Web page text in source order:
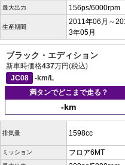
最大出力 156ps/6000rpm
生産期間
2011年06月～
3年05月
ブラック・エディション
新車時価格437万円(税込)
JC08
-km/L
満タンでどこまで走る？
-km
排気量 1598cc
ミッション フロア6MT